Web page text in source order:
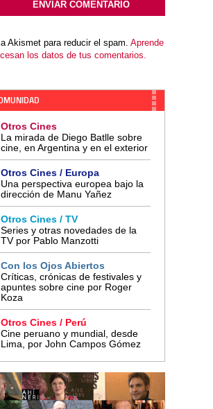
Akismet para reducir el spam. Aprende
los datos de tus comentarios.
Otros Cines
La mirada de Diego Batlle sobre
cine, en Argentina y en el exterior
Otros Cines / Europa
Una perspectiva europea bajo la
dirección de Manu Yañez
Otros Cines / TV
Series y otras novedades de la
TV por Pablo Manzotti
Con los Ojos Abiertos
Críticas, crónicas de festivales y
apuntes sobre cine por Roger
Koza
Otros Cines / Perú
Cine peruano y mundial, desde
Lima, por John Campos Gómez